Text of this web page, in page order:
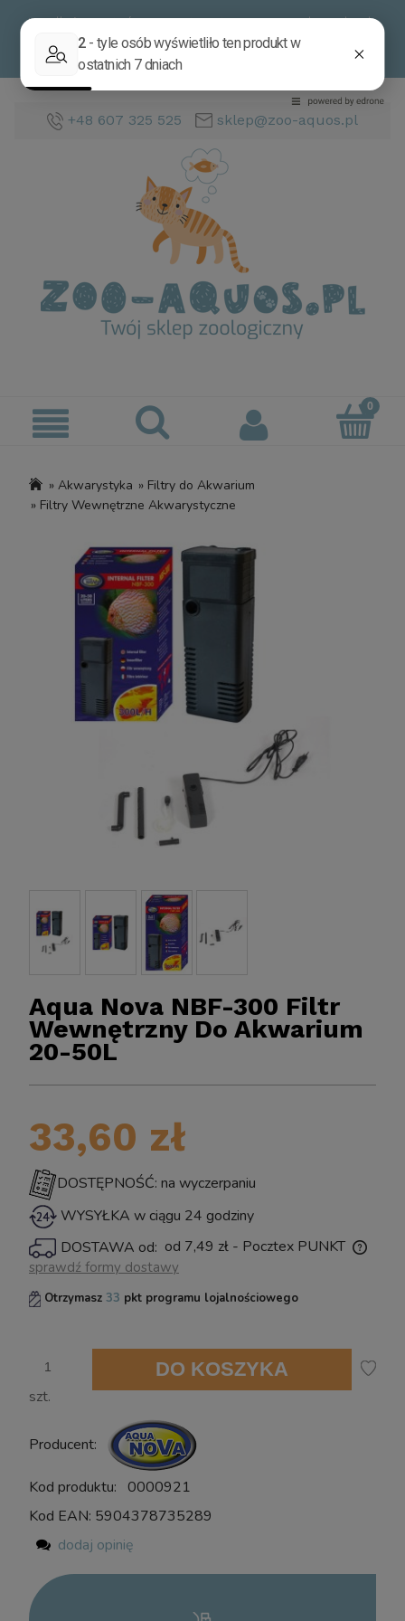
Im dłużej jesteś z nami, tym tym Twoje zakupy będą
tańsze. Sprawdź zasady programu rabatowego
stałych klientów.
+48 607 325 525 sklep@zoo-aquos.pl
» Akwarystyka » Filtry do Akwarium
» Filtry Wewnętrzne Akwarystyczne
CPF-2500 Samoczyszczący FILTR Ciśnieniowy
399,00 zł
powiadom o dostępności
Aqua Nova NBF-300 Filtr
Wewnętrzny Do Akwarium
20-50L
33,60 zł
DOSTĘPNOŚĆ: na wyczerpaniu
WYSYŁKA w ciągu 24 godziny
DOSTAWA od: od 7,49 zł - Pocztex PUNKT
Cena nie zawiera ewentualnych kosztów płatności
sprawdź formy dostawy
Otrzymasz 33 pkt programu lojalnościowego
szt.
DO KOSZYKA
Producent:
Kod produktu: 0000921
Kod EAN: 5904378735289
dodaj opinię